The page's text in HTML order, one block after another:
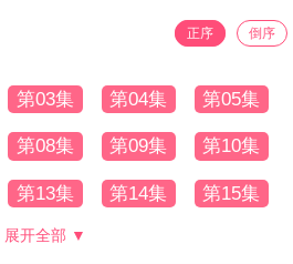
正序 倒序
第03集 第04集 第05集
第08集 第09集 第10集
第13集 第14集 第15集
展开全部 ▼